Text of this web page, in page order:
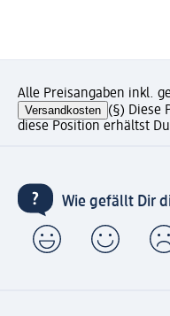
Alle Preisangaben inkl.
Versandkosten (§) Diese
diese Position erhältst Du
Wie gefällt Dir